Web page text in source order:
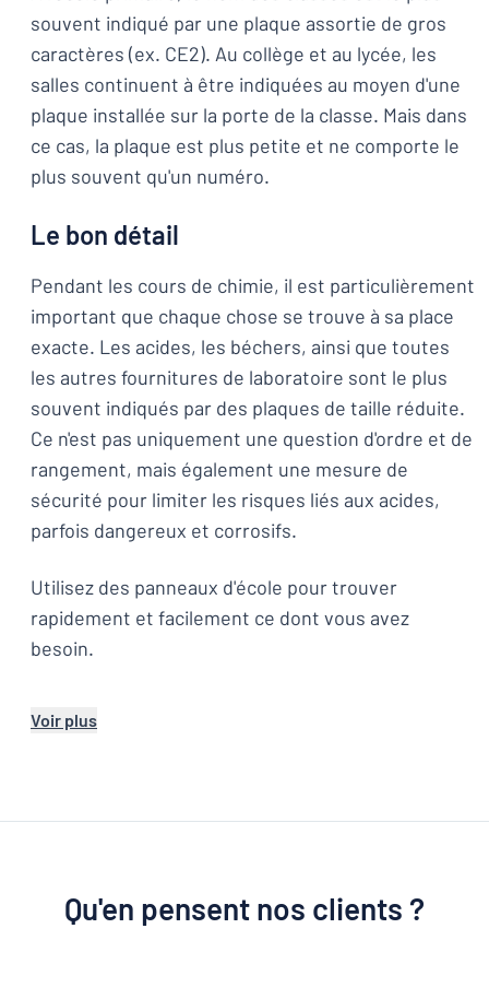
souvent indiqué par une plaque assortie de gros
caractères (ex. CE2). Au collège et au lycée, les
salles continuent à être indiquées au moyen d'une
plaque installée sur la porte de la classe. Mais dans
ce cas, la plaque est plus petite et ne comporte le
plus souvent qu'un numéro.
Le bon détail
Pendant les cours de chimie, il est particulièrement
important que chaque chose se trouve à sa place
exacte. Les acides, les béchers, ainsi que toutes
les autres fournitures de laboratoire sont le plus
souvent indiqués par des plaques de taille réduite.
Ce n'est pas uniquement une question d'ordre et de
rangement, mais également une mesure de
sécurité pour limiter les risques liés aux acides,
parfois dangereux et corrosifs.
Utilisez des panneaux d'école pour trouver
rapidement et facilement ce dont vous avez
besoin.
Voir plus
Qu'en pensent nos clients ?